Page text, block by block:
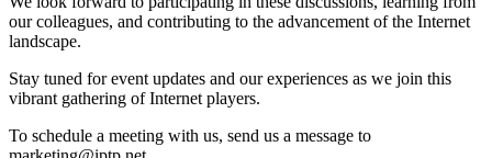
our colleagues, and contributing to the advancement of the Internet
landscape.
Stay tuned for event updates and our experiences as we join this
vibrant gathering of Internet players.
To schedule a meeting with us, send us a message to